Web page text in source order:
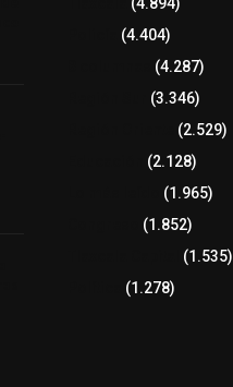
(4.404)
(4.287)
(3.346)
(2.529)
(2.128)
(1.965)
(1.852)
(1.535)
(1.278)